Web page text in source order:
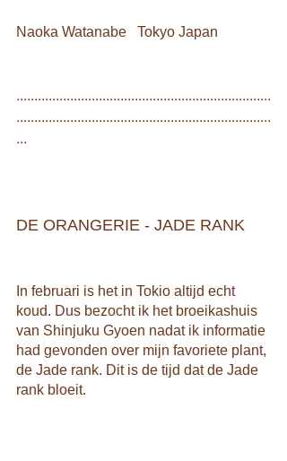
Naoka Watanabe   Tokyo Japan
.......................................................................
.......................................................................
...
DE ORANGERIE - JADE RANK
In februari is het in Tokio altijd echt
koud. Dus bezocht ik het broeikashuis
van Shinjuku Gyoen nadat ik informatie
had gevonden over mijn favoriete plant,
de Jade rank. Dit is de tijd dat de Jade
rank bloeit.